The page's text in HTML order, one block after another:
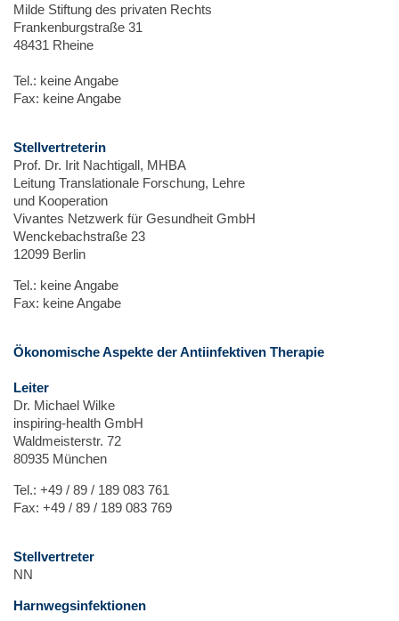
Milde Stiftung des privaten Rechts
Frankenburgstraße 31
48431 Rheine
Tel.: keine Angabe
Fax: keine Angabe
Stellvertreterin
Prof. Dr. Irit Nachtigall, MHBA
Leitung Translationale Forschung, Lehre
und Kooperation
Vivantes Netzwerk für Gesundheit GmbH
Wenckebachstraße 23
12099 Berlin
Tel.: keine Angabe
Fax: keine Angabe
Ökonomische Aspekte der Antiinfektiven Therapie
Leiter
Dr. Michael Wilke
inspiring-health GmbH
Waldmeisterstr. 72
80935 München
Tel.: +49 / 89 / 189 083 761
Fax: +49 / 89 / 189 083 769
Stellvertreter
NN
Harnwegsinfektionen